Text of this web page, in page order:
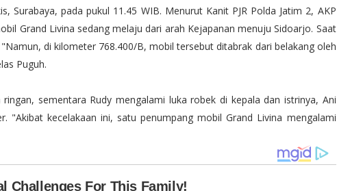
Surabaya, pada pukul 11.45 WIB. Menurut Kanit PJR Polda Jatim 2, AKP
Grand Livina sedang melaju dari arah Kejapanan menuju Sidoarjo. Saat
di kilometer 768.400/B, mobil tersebut ditabrak dari belakang oleh
Puguh.
sementara Rudy mengalami luka robek di kepala dan istrinya, Ani
"Akibat kecelakaan ini, satu penumpang mobil Grand Livina mengalami